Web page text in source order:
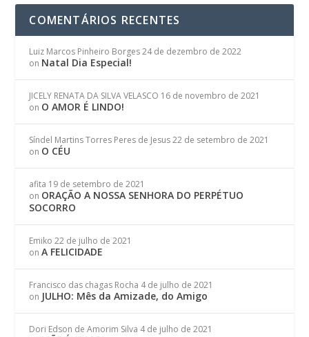
COMENTÁRIOS RECENTES
Luiz Marcos Pinheiro Borges 24 de dezembro de 2022
on Natal Dia Especial!
JICELY RENATA DA SILVA VELASCO 16 de novembro de 2021
on O AMOR É LINDO!
Síndel Martins Torres Peres de Jesus 22 de setembro de 2021
on O CÉU
afita 19 de setembro de 2021
on ORAÇÃO A NOSSA SENHORA DO PERPÉTUO
SOCORRO
Emiko 22 de julho de 2021
onA FELICIDADE
Francisco das chagas Rocha 4 de julho de 2021
on JULHO: Mês da Amizade, do Amigo
Dori Edson de Amorim Silva 4 de julho de 2021